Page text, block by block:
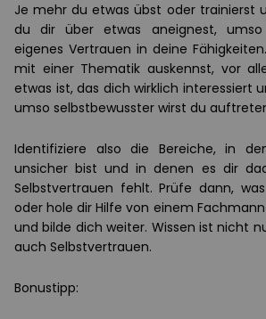
Je mehr du etwas übst oder trainierst
du dir über etwas aneignest,
eigenes Vertrauen in deine
mit einer Thematik auskennst, vor
etwas ist, das dich wirklich interessiert
umso selbstbewusster wirst du
Identifiziere also die Bereiche, in
unsicher bist und in denen es dir
Selbstvertrauen fehlt. Prüfe dann,
oder hole dir Hilfe von einem
und bilde dich weiter. Wissen ist nicht
auch Selbstvertrauen.
Bonustipp: